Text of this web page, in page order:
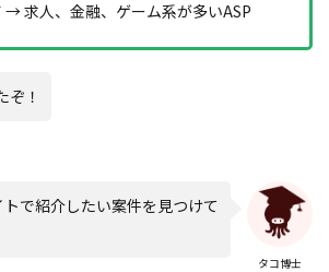
→ 求人、金融、ゲーム系が多いASP
ぞ！
タコ博士
で紹介したい案件を見つけて